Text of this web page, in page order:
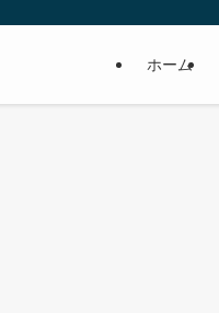
ホーム